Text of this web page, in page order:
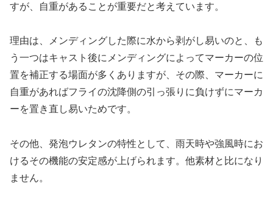
すが、自重があることが重要だと考えています。
理由は、メンディングした際に水から剥がし易いのと、も
う一つはキャスト後にメンディングによってマーカーの位
置を補正する場面が多くありますが、その際、マーカーに
自重があればフライの沈降側の引っ張りに負けずにマーカ
ーを置き直し易いためです。
その他、発泡ウレタンの特性として、雨天時や強風時にお
けるその機能の安定感が上げられます。他素材と比になり
ません。